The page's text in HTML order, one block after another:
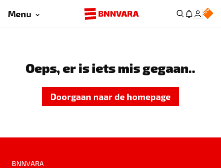
Menu
Oeps, er is iets mis gegaan..
Doorgaan naar de homepage
BNNVARA